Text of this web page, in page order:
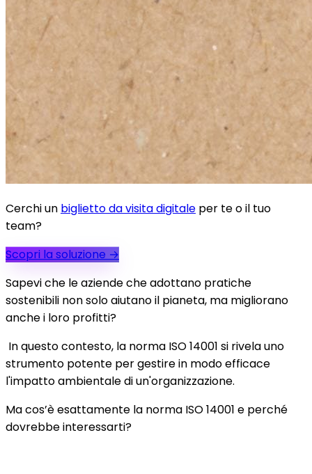
Cerchi un biglietto da visita digitale per te o il tuo
team?
Scopri la soluzione →
Sapevi che le aziende che adottano pratiche
sostenibili non solo aiutano il pianeta, ma migliorano
anche i loro profitti?
In questo contesto, la norma ISO 14001 si rivela uno
strumento potente per gestire in modo efficace
l'impatto ambientale di un'organizzazione.
Ma cos’è esattamente la norma ISO 14001 e perché
dovrebbe interessarti?